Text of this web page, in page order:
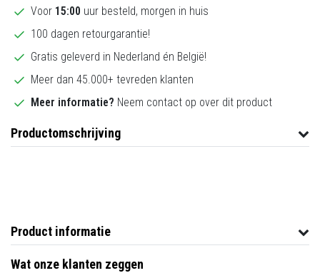
Voor 15:00 uur besteld, morgen in huis
100 dagen retourgarantie!
Gratis geleverd in Nederland én België!
Meer dan 45.000+ tevreden klanten
Meer informatie? Neem contact op over dit product
Productomschrijving
Product informatie
Wat onze klanten zeggen